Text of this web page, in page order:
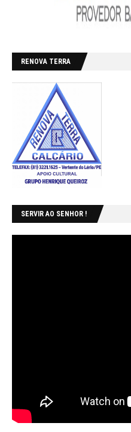
RENOVA TERRA
SERVIR AO SENHOR !